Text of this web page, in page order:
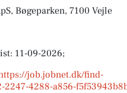
Bøgeparken, 7100 Vejle
11-09-2026;
job.jobnet.dk/find-
2247-4288-a856-